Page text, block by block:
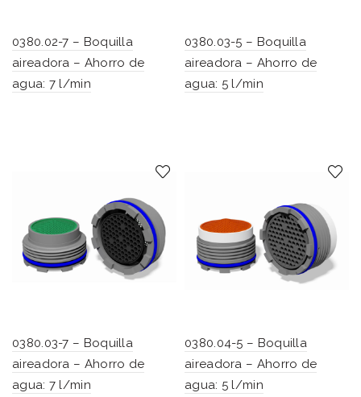
0380.02-7 – Boquilla
aireadora – Ahorro de
agua: 7 l/min
0380.03-5 – Boquilla
aireadora – Ahorro de
agua: 5 l/min
0380.03-7 – Boquilla
aireadora – Ahorro de
agua: 7 l/min
0380.04-5 – Boquilla
aireadora – Ahorro de
agua: 5 l/min